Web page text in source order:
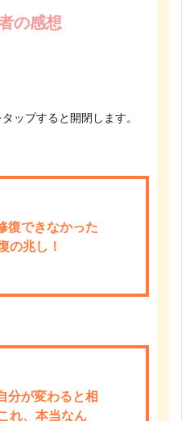
の感想
ップすると開閉します。
復できなかった
の兆し！
分が変わると相
れ、本当なん